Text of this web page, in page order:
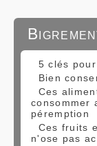
5 clés
Bien
Ces
consommer
péremption
Ces fruits
n'ose pas